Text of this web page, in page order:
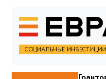
СОЦИАЛЬНЫЕ ИНВЕСТИЦИИ